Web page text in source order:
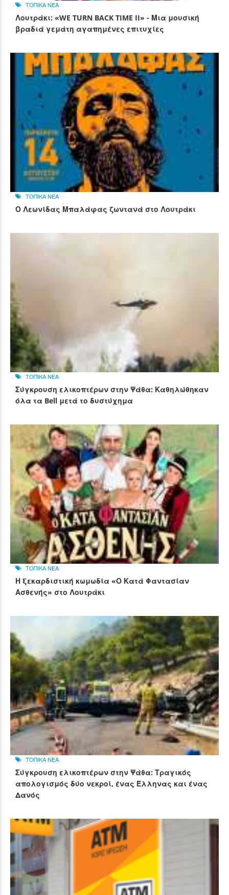
ΤΟΠΙΚΑ ΝΕΑ
Λουτράκι: «WE TURN BACK TIME II» - Μια μουσική
βραδιά γεμάτη αγαπημένες επιτυχίες
ΤΟΠΙΚΑ ΝΕΑ
Ο Λεωνίδας Μπαλάφας ζωντανά στο Λουτράκι
ΤΟΠΙΚΑ ΝΕΑ
Σύγκρουση ελικοπτέρων στην Ψάθα: Καθηλώθηκαν
όλα τα Bell μετά το δυστύχημα
ΤΟΠΙΚΑ ΝΕΑ
Η ξεκαρδιστική κωμωδία «Ο Κατά Φαντασίαν
Ασθενής» στο Λουτράκι
ΤΟΠΙΚΑ ΝΕΑ
Σύγκρουση ελικοπτέρων στην Ψάθα: Τραγικός
απολογισμός δύο νεκροί, ένας Έλληνας και ένας
Δανός